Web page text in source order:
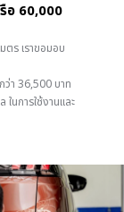
อ 60,000
ตร เราขอมอบ
ว่า 36,500 บาท
ในการใช้งานและ